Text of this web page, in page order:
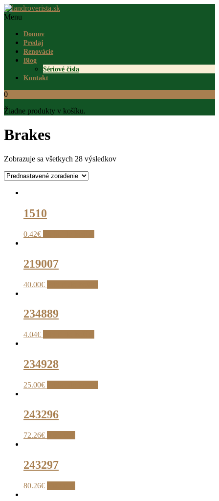
Menu
Domov
Predaj
Renovácie
Blog
Sériové čísla
Kontakt
0
Žiadne produkty v košíku.
Brakes
Zobrazuje sa všetkych 28 výsledkov
1510
0.42€
219007
40.00€
234889
4.04€
234928
25.00€
243296
72.26€
243297
80.26€